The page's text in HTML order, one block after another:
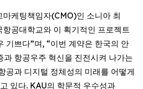
케팅책임자(CMO)인 소니아 최
공대학교와 이 획기적인 프로젝트
기쁘다”며, “이번 계약은 한국의 안
과 항공우주 혁신을 진전시켜 나가는
공과 디지털 정체성의 미래를 어떻게
있다. KAU의 학문적 우수성과